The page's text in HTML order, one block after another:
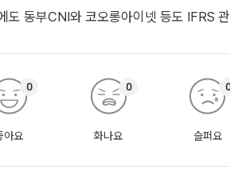
도 동부CNI와 코오롱아이넷 등도 IFRS
아요
0
화나요
0
슬퍼요
0